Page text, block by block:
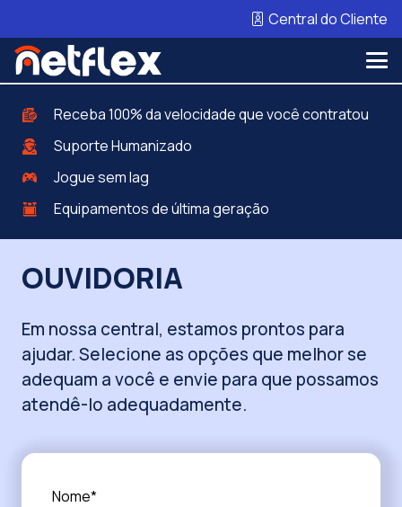
Central do Cliente
Receba 100% da velocidade que você contratou
Suporte Humanizado
Jogue sem lag
Equipamentos de última geração
OUVIDORIA
Em nossa central, estamos prontos para
ajudar. Selecione as opções que melhor se
adequam a você e envie para que possamos
atendê-lo adequadamente.
Nome*